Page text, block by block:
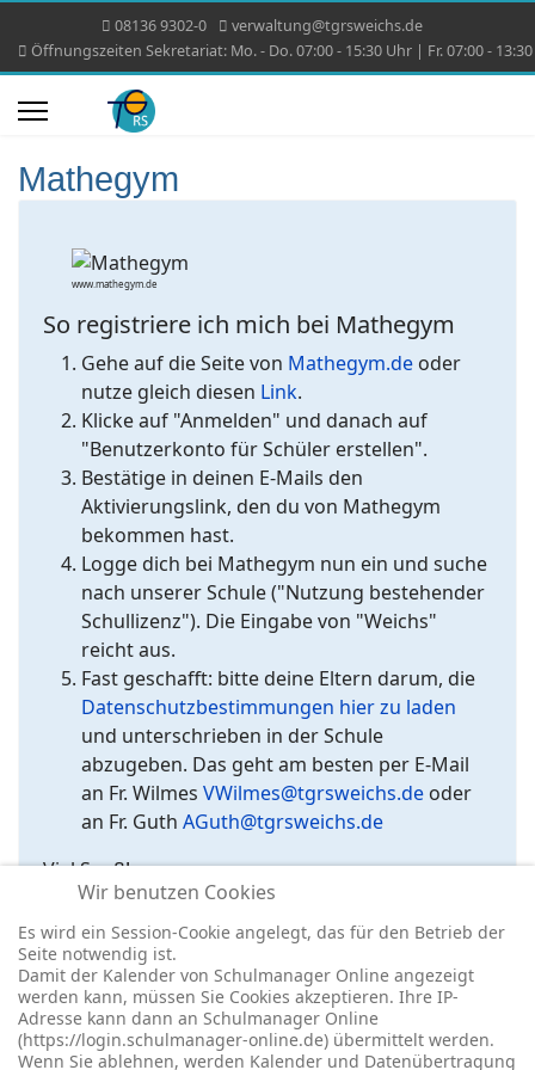
08136 9302-0
verwaltung@tgrsweichs.de
Öffnungszeiten Sekretariat: Mo. - Do. 07:00 - 15:30 Uhr | Fr. 07:00 -
Mathegym
www.mathegym.de
So registriere ich mich bei Mathegym
Gehe auf die Seite von Mathegym.de oder
nutze gleich diesen Link.
Klicke auf "Anmelden" und danach auf
"Benutzerkonto für Schüler erstellen".
Bestätige in deinen E-Mails den
Aktivierungslink, den du von Mathegym
bekommen hast.
Logge dich bei Mathegym nun ein und suche
nach unserer Schule ("Nutzung bestehender
Schullizenz"). Die Eingabe von "Weichs"
reicht aus.
Fast geschafft: bitte deine Eltern darum, die
Datenschutzbestimmungen hier zu laden
und unterschrieben in der Schule
abzugeben. Das geht am besten per E-Mail
an Fr. Wilmes VWilmes@tgrsweichs.de oder
an Fr. Guth AGuth@tgrsweichs.de
Viel Spaß!
Wir benutzen Cookies
Es wird ein Session-Cookie angelegt, das für den Betrieb der
Seite notwendig ist.
Damit der Kalender von Schulmanager Online angezeigt
werden kann, müssen Sie Cookies akzeptieren. Ihre IP-
Adresse kann dann an Schulmanager Online
(https://login.schulmanager-online.de) übermittelt werden.
Wenn Sie ablehnen, werden Kalender und Datenübertragung